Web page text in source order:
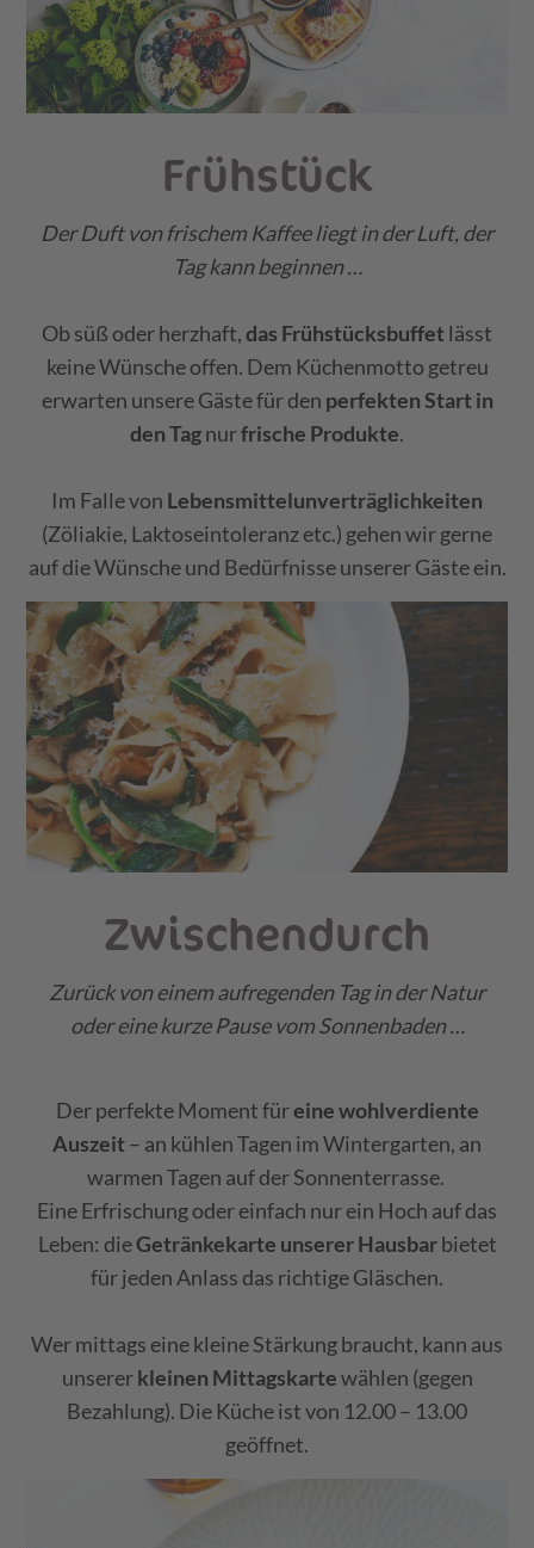
Frühstück
Der Duft von frischem Kaffee liegt in der Luft, der
Tag kann beginnen …
Ob süß oder herzhaft,das Frühstücksbuffetlässt
keine Wünsche offen. Dem Küchenmotto getreu
erwarten unsere Gäste für den perfekten Start in
den Tagnurfrische Produkte.
Im Falle von Lebensmittelunverträglichkeiten
(Zöliakie, Laktoseintoleranz etc.) gehen wir gerne
auf die Wünsche und Bedürfnisse unserer Gäste ein.
Zwischendurch
Zurück von einem aufregenden Tag in der Natur
oder eine kurze Pause vom Sonnenbaden …
Der perfekte Moment füreine wohlverdiente
Auszeit– an kühlen Tagen im Wintergarten, an
warmen Tagen auf der Sonnenterrasse.
Eine Erfrischung oder einfach nur ein Hoch auf das
Leben: dieGetränkekarte unserer Hausbarbietet
für jeden Anlass das richtige Gläschen.
Wer mittags eine kleine Stärkung braucht, kann aus
unsererkleinen Mittagskartewählen (gegen
Bezahlung). Die Küche ist von 12.00 – 13.00
geöffnet.